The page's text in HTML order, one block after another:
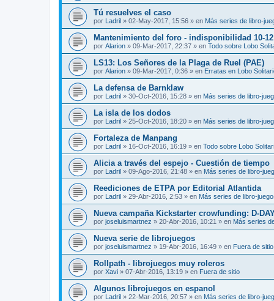
Tú resuelves el caso
por Ladril » 02-May-2017, 15:56 » en Más series de libro-
Mantenimiento del foro - indisponibilidad 10-
por Alarion » 09-Mar-2017, 22:37 » en Todo sobre Lobo
LS13: Los Señores de la Plaga de Ruel (PAE)
por Alarion » 09-Mar-2017, 0:36 » en Erratas en Lobo
La defensa de Barnklaw
por Ladril » 30-Oct-2016, 15:28 » en Más series de libro-
La isla de los dodos
por Ladril » 25-Oct-2016, 18:20 » en Más series de libro-
Fortaleza de Manpang
por Ladril » 16-Oct-2016, 16:19 » en Todo sobre Lobo
Alicia a través del espejo - Cuestión de tiempo
por Ladril » 09-Ago-2016, 21:48 » en Más series de libro-
Reediciones de ETPA por Editorial Atlantida
por Ladril » 29-Abr-2016, 2:53 » en Más series de libro-
Nueva campaña Kickstarter crowfunding: D-
por joseluismartnez » 20-Abr-2016, 10:21 » en Más series
Nueva serie de librojuegos
por joseluismartnez » 19-Abr-2016, 16:49 » en Fuera de sitio
Rollpath - librojuegos muy roleros
por Xavi » 07-Abr-2016, 13:19 » en Fuera de sitio
Algunos librojuegos en espanol
por Ladril » 22-Mar-2016, 20:57 » en Más series de libro-